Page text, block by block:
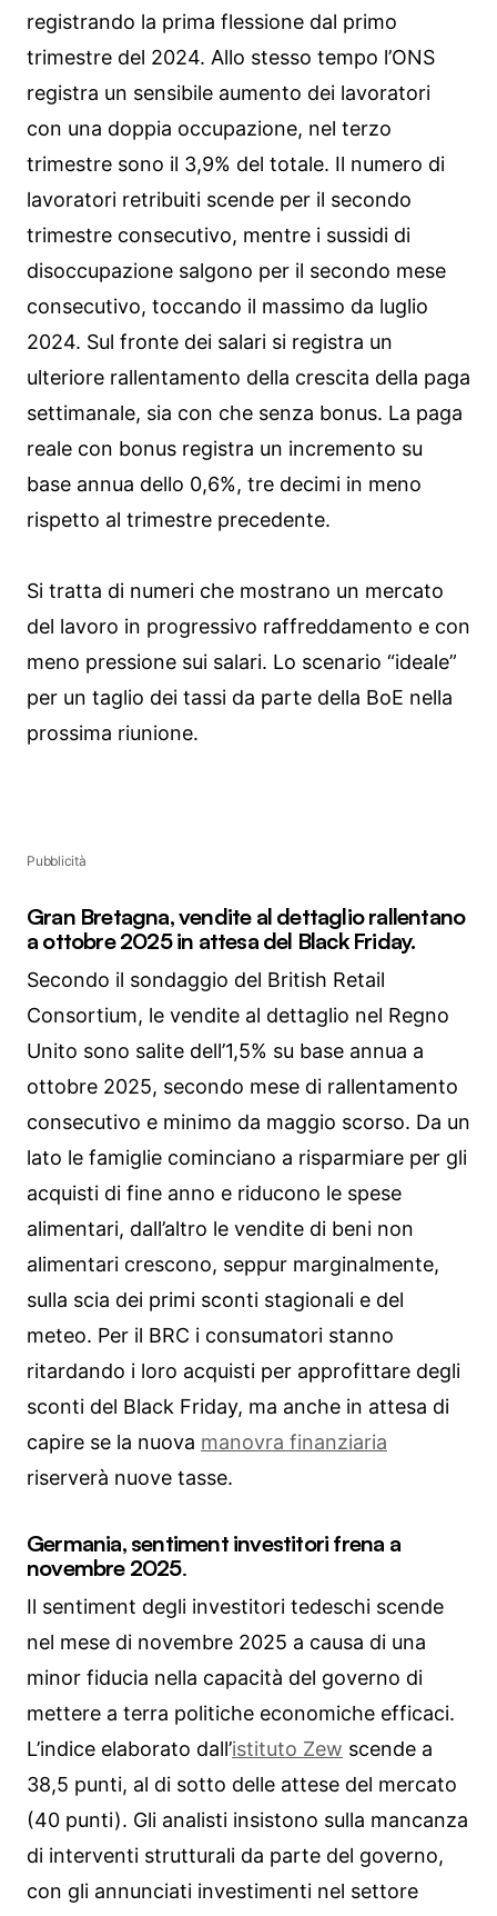
registrando la prima flessione dal primo
trimestre del 2024. Allo stesso tempo l’ONS
registra un sensibile aumento dei lavoratori
con una doppia occupazione, nel terzo
trimestre sono il 3,9% del totale. Il numero di
lavoratori retribuiti scende per il secondo
trimestre consecutivo, mentre i sussidi di
disoccupazione salgono per il secondo mese
consecutivo, toccando il massimo da luglio
2024. Sul fronte dei salari si registra un
ulteriore rallentamento della crescita della paga
settimanale, sia con che senza bonus. La paga
reale con bonus registra un incremento su
base annua dello 0,6%, tre decimi in meno
rispetto al trimestre precedente.
Si tratta di numeri che mostrano un mercato
del lavoro in progressivo raffreddamento e con
meno pressione sui salari. Lo scenario “ideale”
per un taglio dei tassi da parte della BoE nella
prossima riunione.
Pubblicità
Gran Bretagna, vendite al dettaglio rallentano
a ottobre 2025 in attesa del Black Friday.
Secondo il sondaggio del British Retail
Consortium, le vendite al dettaglio nel Regno
Unito sono salite dell’1,5% su base annua a
ottobre 2025, secondo mese di rallentamento
consecutivo e minimo da maggio scorso. Da un
lato le famiglie cominciano a risparmiare per gli
acquisti di fine anno e riducono le spese
alimentari, dall’altro le vendite di beni non
alimentari crescono, seppur marginalmente,
sulla scia dei primi sconti stagionali e del
meteo. Per il BRC i consumatori stanno
ritardando i loro acquisti per approfittare degli
sconti del Black Friday, ma anche in attesa di
capire se la nuova manovra finanziaria
riserverà nuove tasse.
Germania, sentiment investitori frena a
novembre 2025.
Il sentiment degli investitori tedeschi scende
nel mese di novembre 2025 a causa di una
minor fiducia nella capacità del governo di
mettere a terra politiche economiche efficaci.
L’indice elaborato dall’istituto Zew scende a
38,5 punti, al di sotto delle attese del mercato
(40 punti). Gli analisti insistono sulla mancanza
di interventi strutturali da parte del governo,
con gli annunciati investimenti nel settore